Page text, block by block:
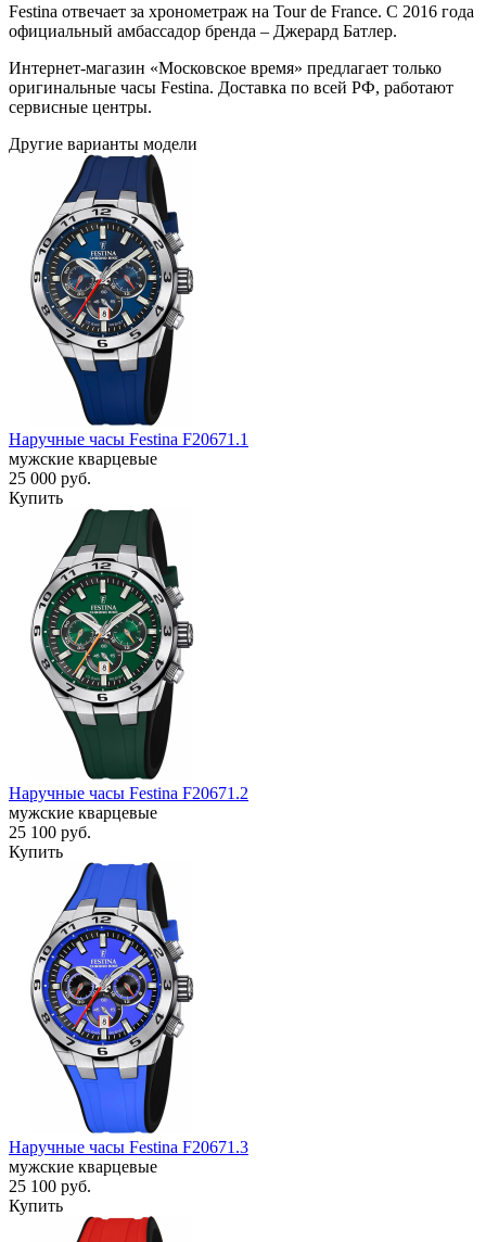
Festina отвечает за хронометраж на Tour de France. С 2016 года
официальный амбассадор бренда – Джерард Батлер.
Интернет-магазин «Московское время» предлагает только
оригинальные часы Festina. Доставка по всей РФ, работают
сервисные центры.
Другие варианты модели
Наручные часы Festina F20671.1
мужские кварцевые
25 000 руб.
Купить
Наручные часы Festina F20671.2
мужские кварцевые
25 100 руб.
Купить
Наручные часы Festina F20671.3
мужские кварцевые
25 100 руб.
Купить